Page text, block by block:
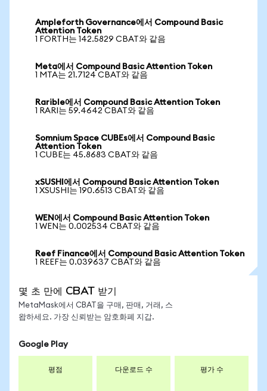
Ampleforth Governance에서 Compound Basic
Attention Token
1 FORTH는 142.5829 CBAT와 같음
Meta에서 Compound Basic Attention Token
1 MTA는 21.7124 CBAT와 같음
Rarible에서 Compound Basic Attention Token
1 RARI는 59.4642 CBAT와 같음
Somnium Space CUBEs에서 Compound Basic
Attention Token
1 CUBE는 45.8683 CBAT와 같음
xSUSHI에서 Compound Basic Attention Token
1 XSUSHI는 190.6513 CBAT와 같음
WEN에서 Compound Basic Attention Token
1 WEN는 0.002534 CBAT와 같음
Reef Finance에서 Compound Basic Attention Token
1 REEF는 0.039637 CBAT와 같음
몇 초 만에 CBAT 받기
MetaMask에서 CBAT을 구매, 판매, 거래, 스
왑하세요. 가장 신뢰받는 암호화폐 지갑.
Google Play
평점 다운로드 수 평가 수